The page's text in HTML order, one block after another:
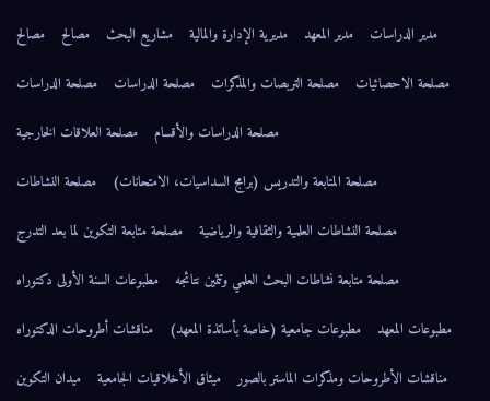
مدير الدراسات
مدير المعهد مديرية الإدارة والمالية مشاريع البحث مصالح
مصالح
مصلحة الاحصائيات
مصلحة التربصات والمذكرات مصلحة الدراسات
مصلحة الدراسات
مصلحة الدراسات والأقسام
مصلحة العلاقات الخارجية
مصلحة المتابعة والتدريس (برامج السداسيات، الامتحانات)
مصلحة النشاطات
مصلحة النشاطات العلمية والثقافية والرياضية
مصلحة متابعة التكوين لما بعد التدرج
مصلحة متابعة نشاطات البحث العلمي وتثمين نتائجه
مطبوعات السنة الأولى دكتوراه
مطبوعات المعهد
مطبوعات جامعية (خاصة بأساتذة المعهد)
مناقشات أطروحات الدكتوراه
مناقشات الأطروحات ومذكرات الماستر بالصور
ميثاق الأخلاقيات الجامعية ميدان التكوين